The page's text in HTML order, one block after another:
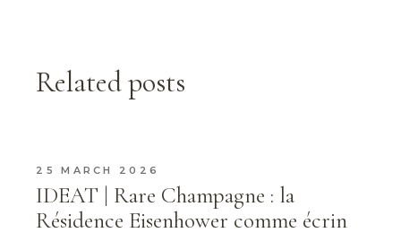
Related posts
25 MARCH 2026
IDEAT | Rare Champagne : la
Résidence Eisenhower comme écrin